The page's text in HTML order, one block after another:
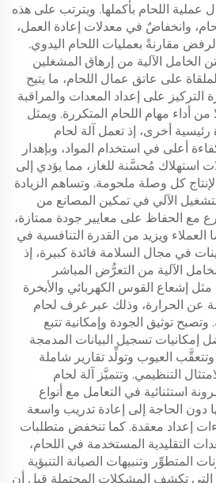
اللحام بأكملها. ويترتب على هذه
وانخفاضٌ في معدلات إعادة العمل،
مقارنةً بعمليات اللحام اليدوي.
الخامل الآلية من إرهاق المشغلين
على عاتق عمال اللحام، ما يتيح
التركيز على إعداد المعدات والمراقبة
من أداء مهام اللحام المتكررة. ويمثل
رئيسية أخرى، إذ تعمل آلة لحام
أعلى في استخدام المواد، وبإهدار
استهلاك مُحسَّنة للغاز، مما يؤدي إلى
كل وصلة ملحومة. وتساهم الزيادة
الآلي في تمكين المصانع من
مع الحفاظ على معايير جودة ممتازة،
ويزيد من القدرة التنافسية في
في مجال السلامة فائدة كبيرة، إذ
الآلية من التعرُّض المباشر
إشعاع القوس الكهربائي والأبخرة
عن الحرارة، وذلك عبر غرف لحام
توثيق الجودة وإمكانية تتبع
إمكانيات تسجيل البيانات المدمجة
العيوب وتولِّد تقارير شاملة
التنظيمي. وتتميَّز آلة لحام
استثنائية في التعامل مع أنواع
دون الحاجة إلى إعادة تدريب واسعة
إعداد معقدة. كما تنخفض متطلبات
التقليدية المستخدمة في اللحام،
المتطوِّر وتنبيهات الصيانة التنبؤية
تكشف المشكلات المحتملة قبل أن